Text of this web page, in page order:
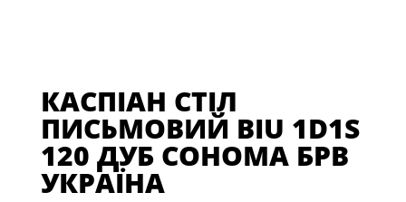
КАСПІАН СТІЛ
ПИСЬМОВИЙ BIU 1D1S
120 ДУБ СОНОМА БРВ
УКРАЇНА